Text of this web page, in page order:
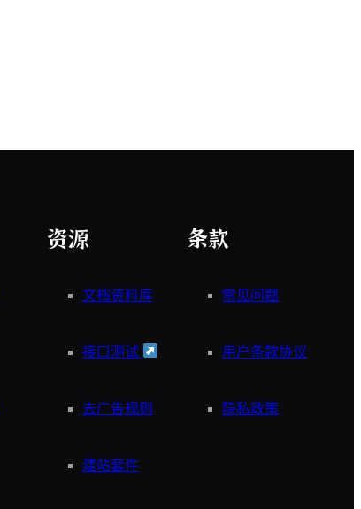
资源
文档资料库
接口测试
去广告规则
建站套件
条款
常见问题
用户条款协议
隐私政策